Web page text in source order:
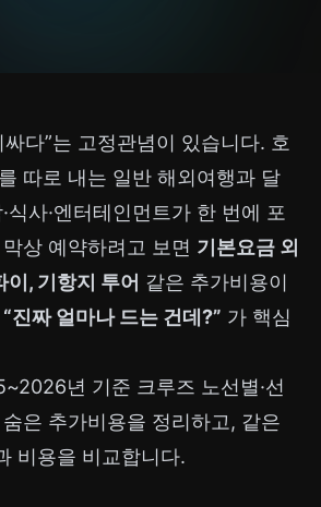
다”는 고정관념이 있습니다. 호
따로 내는 일반 해외여행과 달
식사·엔터테인먼트가 한 번에 포
상 예약하려고 보면 기본요금 외
이, 기항지 투어 같은 추가비용이
“진짜 얼마나 드는 건데?” 가 핵심
년 기준 크루즈 노선별·선
은 추가비용을 정리하고, 같은
비용을 비교합니다.